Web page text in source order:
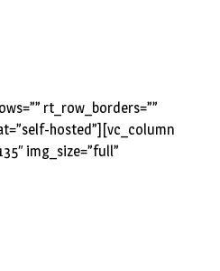
rt_row_borders=””
hosted”][vc_column
img_size=”full”